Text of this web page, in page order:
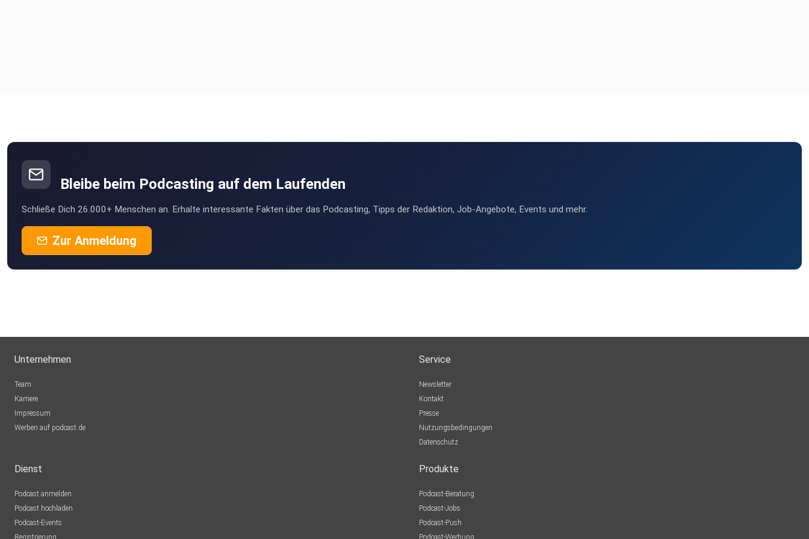
Bleibe beim Podcasting auf dem Laufenden
Schließe Dich 26.000+ Menschen an. Erhalte interessante Fakten über das Podcasting, Tipps der Redaktion, Job-Angebote, Events und mehr.
Zur Anmeldung
Unternehmen
Team
Karriere
Impressum
Werben auf podcast.de
Service
Newsletter
Kontakt
Presse
Nutzungsbedingungen
Datenschutz
Dienst
Podcast anmelden
Podcast hochladen
Podcast-Events
Registrierung
Produkte
Podcast-Beratung
Podcast-Jobs
Podcast-Push
Podcast-Werbung